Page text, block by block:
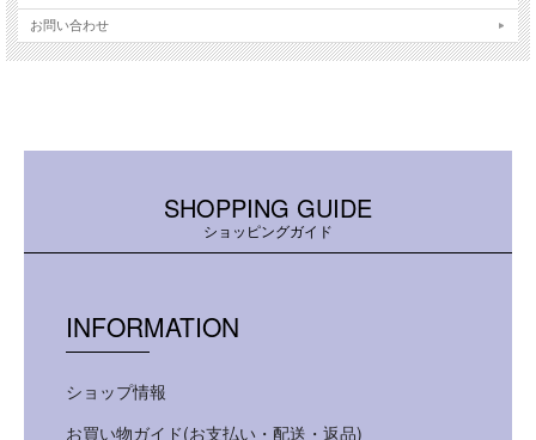
ーツ 北欧 天井照明 リビング ダイニング アイアン ポップ アンティー
ク
お問い合わせ